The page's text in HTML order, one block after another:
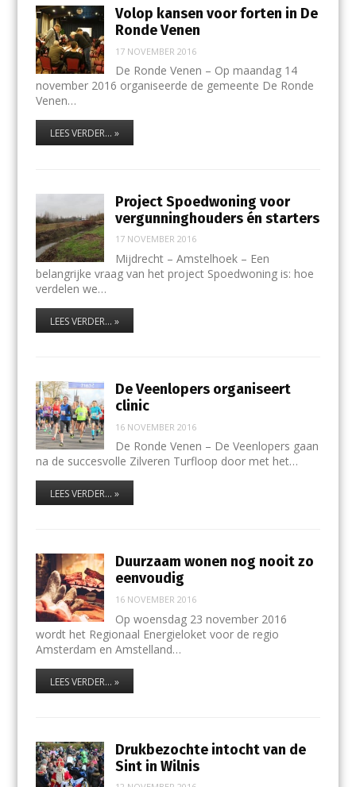
Volop kansen voor forten in De
Ronde Venen
17 NOVEMBER 2016
De Ronde Venen – Op maandag 14
november 2016 organiseerde de gemeente De Ronde
Venen…
LEES VERDER... »
Project Spoedwoning voor
vergunninghouders én starters
17 NOVEMBER 2016
Mijdrecht – Amstelhoek – Een
belangrijke vraag van het project Spoedwoning is: hoe
verdelen we…
LEES VERDER... »
De Veenlopers organiseert
clinic
16 NOVEMBER 2016
De Ronde Venen – De Veenlopers gaan
na de succesvolle Zilveren Turfloop door met het…
LEES VERDER... »
Duurzaam wonen nog nooit zo
eenvoudig
16 NOVEMBER 2016
Op woensdag 23 november 2016
wordt het Regionaal Energieloket voor de regio
Amsterdam en Amstelland…
LEES VERDER... »
Drukbezochte intocht van de
Sint in Wilnis